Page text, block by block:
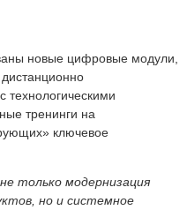
новые цифровые модули,
технологическими
тренинги на
ключевое
только модернизация
но и системное